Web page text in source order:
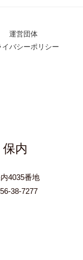
運営団体
イバシーポリシー
内
4035番地
38-7277